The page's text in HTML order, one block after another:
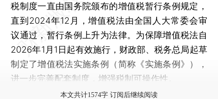
税制度一直由国务院颁布的增值税暂行条例规定，
直到2024年12月，增值税法由全国人大常委会审
议通过，暂行条例上升为法律。为保障增值税法自
2026年1月1日起有效施行，财政部、税务总局起草
制定了增值税法实施条例（简称《实施条例》），
进一步完善配套制度，增强税制可操作性。
本文共计1574字 订阅后继续阅读